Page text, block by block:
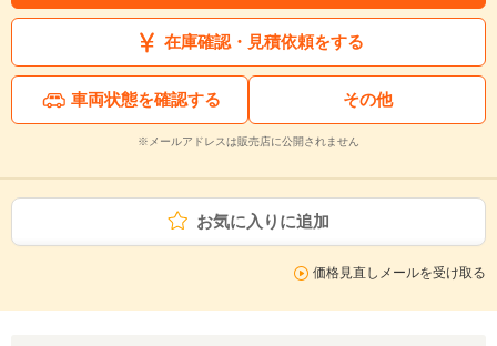
在庫確認・見積依頼をする
車両状態を確認する その他
※メールアドレスは販売店に公開されません
お気に入りに追加
価格見直しメールを受け取る